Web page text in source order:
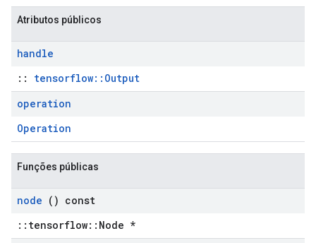
Atributos públicos
handle
:: tensorflow::Output
operation
Operation
Funções públicas
node () const
::tensorflow::Node *